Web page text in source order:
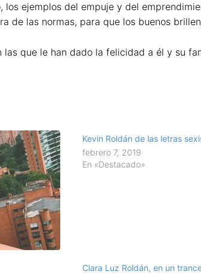
ejemplos del empuje y del
de las normas, para que los buenos brillen
las que le han dado la felicidad a él y su
Kevin Roldán de las letras
febrero 7, 2019
En «Destacado»
Clara Luz Roldán, en un